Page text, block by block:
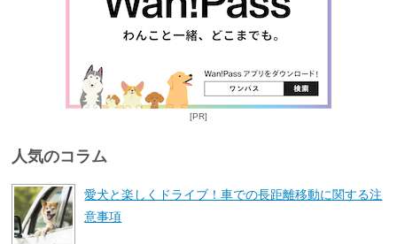
[PR]
人気のコラム
愛犬と楽しくドライブ！車での長距離移動に関する注
意事項